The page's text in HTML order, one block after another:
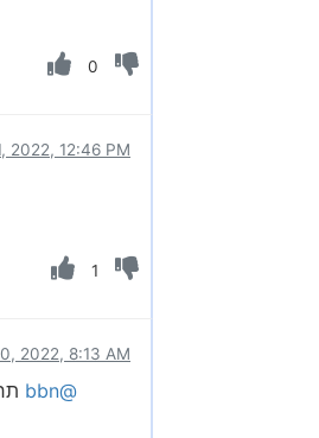
0
2022, 12:46 PM
1
2022, 8:13 AM
@bbn